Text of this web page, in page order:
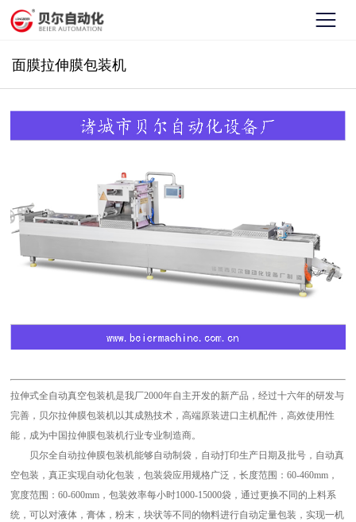
面膜拉伸膜包装机
拉伸式全自动真空包装机是我厂2000年自主开发的新产品，经过十六年的研发与
完善，贝尔拉伸膜包装机以其成熟技术，高端原装进口主机配件，高效使用性
能，成为中国拉伸膜包装机行业专业制造商。
贝尔全自动拉伸膜包装机能够自动制袋，自动打印生产日期及批号，自动真
空包装，真正实现自动化包装，包装袋应用规格广泛，长度范围：60-460mm，
宽度范围：60-600mm，包装效率每小时1000-15000袋，通过更换不同的上料系
统，可以对液体，膏体，粉末，块状等不同的物料进行自动定量包装，实现一机